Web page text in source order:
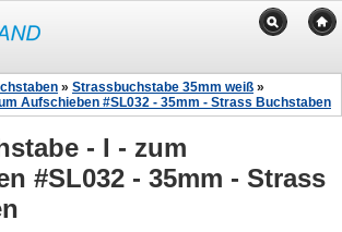
» Strassbuchstabe 35mm weiß »
Aufschieben #SL032 - 35mm - Strass Buchstaben
- I - zum
#SL032 - 35mm - Strass